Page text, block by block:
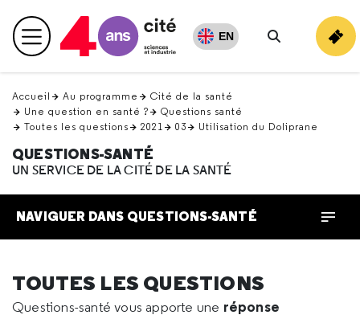
en
haut Menu principal EN
Rechercher
Accueil Au programme
Cité de la santé
Une question en santé ?
Questions santé
Toutes les questions
2021 03 Utilisation du Doliprane
QUESTIONS-SANTÉ
UN SERVICE DE LA CITÉ DE LA SANTÉ
NAVIGUER DANS QUESTIONS-SANTÉ
TOUTES LES QUESTIONS
Questions-santé vous apporte une réponse